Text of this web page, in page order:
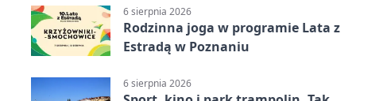
6 sierpnia 2026
Rodzinna joga w programie Lata z
Estradą w Poznaniu
6 sierpnia 2026